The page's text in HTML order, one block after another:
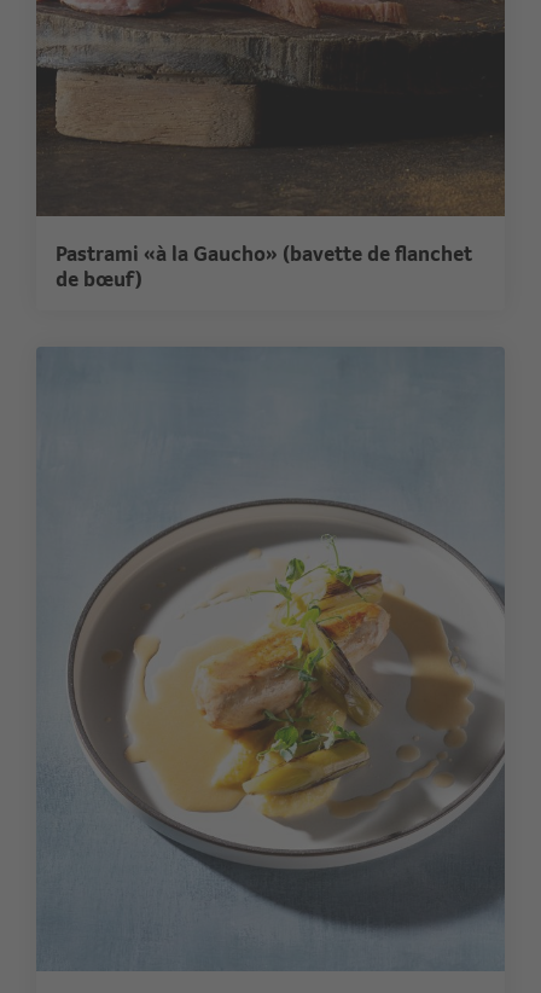
Pastrami «à la Gaucho» (bavette de flanchet
de bœuf)